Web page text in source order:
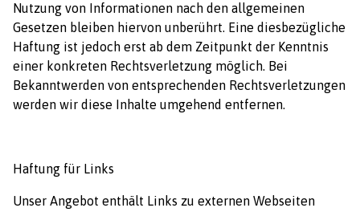
Nutzung von Informationen nach den allgemeinen
Gesetzen bleiben hiervon unberührt. Eine diesbezügliche
Haftung ist jedoch erst ab dem Zeitpunkt der Kenntnis
einer konkreten Rechtsverletzung möglich. Bei
Bekanntwerden von entsprechenden Rechtsverletzungen
werden wir diese Inhalte umgehend entfernen.
Haftung für Links
Unser Angebot enthält Links zu externen Webseiten